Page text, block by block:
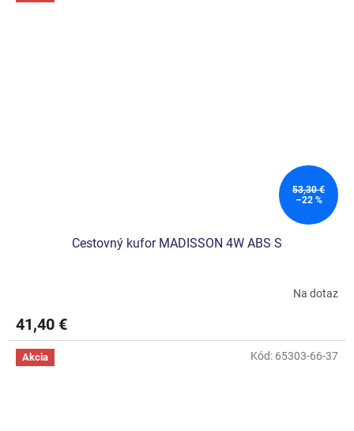
53,30 €
–22 %
Cestovný kufor MADISSON 4W ABS S
produktu
je
5,0
z
Na dotaz
41,40 €
Akcia Kód: 65303-66-37